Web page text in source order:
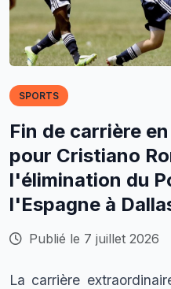
SPORTS
Fin de carrière
pour Cristiano
l'élimination du
l'Espagne à
Publié le 7 juillet 2026
La carrière